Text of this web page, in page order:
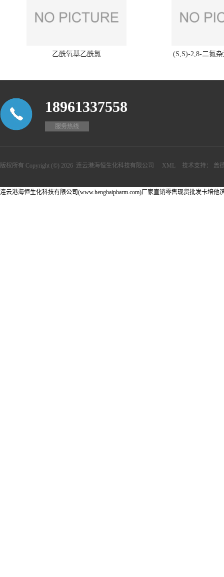
乙酰氧基乙酰氯 (S,S)-2,8-二氮
18961337558
服务热线
版权所有 Copyright (©) 2026 连云港海恒生化科技有限公司 XML 技术支持： 盖
连云港海恒生化科技有限公司(www.henghaipharm.com)厂家直销零售现货批发卡培